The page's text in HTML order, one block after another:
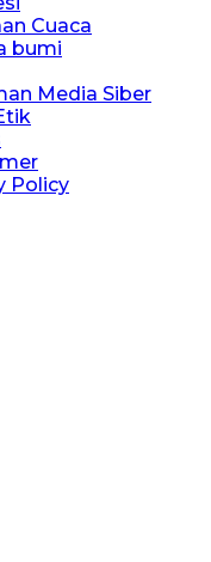
Cuaca
bumi
Media Siber
Policy